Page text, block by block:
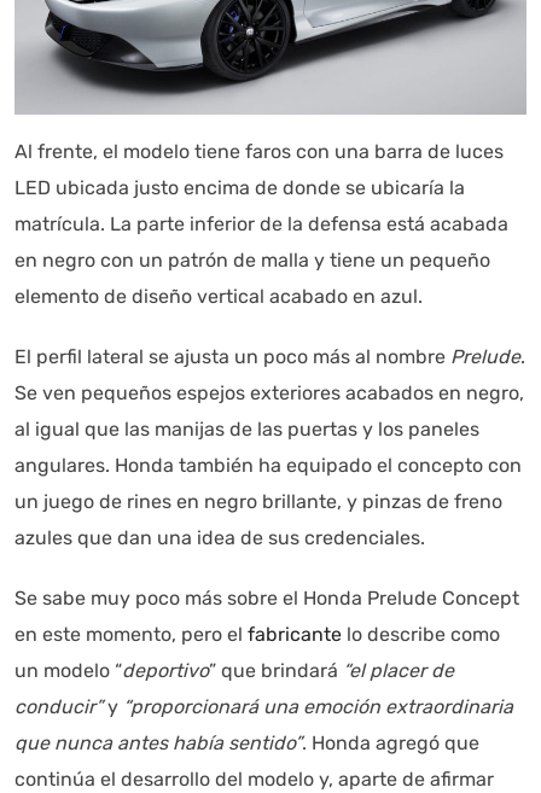
Al frente, el modelo tiene faros con una barra de luces
LED ubicada justo encima de donde se ubicaría la
matrícula. La parte inferior de la defensa está acabada
en negro con un patrón de malla y tiene un pequeño
elemento de diseño vertical acabado en azul.
El perfil lateral se ajusta un poco más al nombre Prelude.
Se ven pequeños espejos exteriores acabados en negro,
al igual que las manijas de las puertas y los paneles
angulares. Honda también ha equipado el concepto con
un juego de rines en negro brillante, y pinzas de freno
azules que dan una idea de sus credenciales.
Se sabe muy poco más sobre el Honda Prelude Concept
en este momento, pero el fabricante lo describe como
un modelo “deportivo” que brindará “el placer de
conducir”y “proporcionará una emoción extraordinaria
que nunca antes había sentido”. Honda agregó que
continúa el desarrollo del modelo y, aparte de afirmar